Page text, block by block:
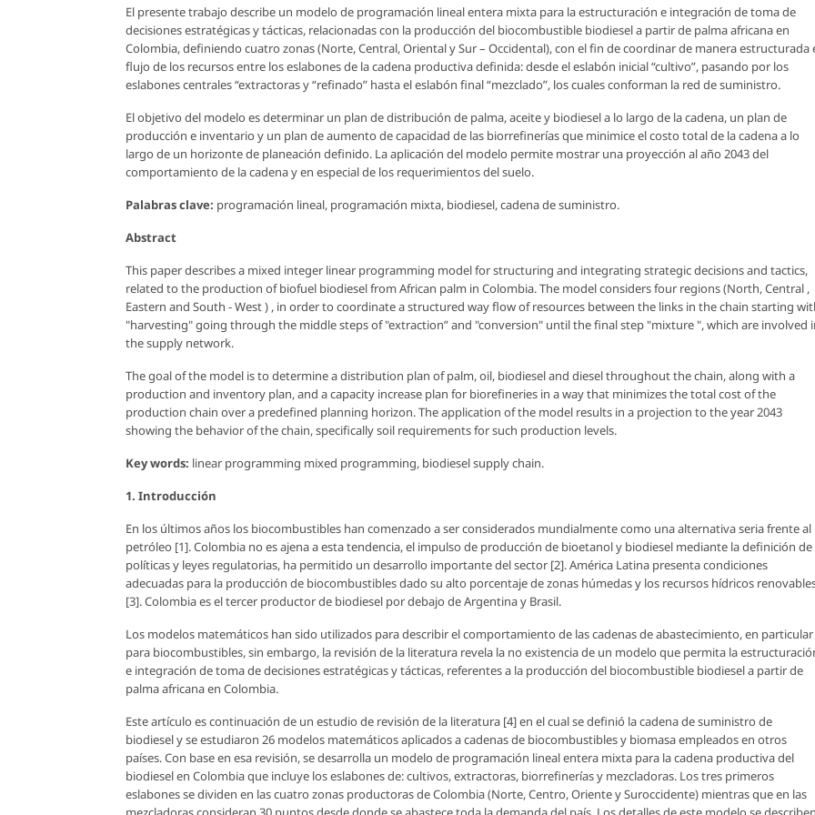
El presente trabajo describe un modelo de programación lineal entera mixta para la estructuración e integración de toma de
decisiones estratégicas y tácticas, relacionadas con la producción del biocombustible biodiesel a partir de palma africana en
Colombia, definiendo cuatro zonas (Norte, Central, Oriental y Sur – Occidental), con el fin de coordinar de manera estructurada
flujo de los recursos entre los eslabones de la cadena productiva definida: desde el eslabón inicial “cultivo”, pasando por los
eslabones centrales “extractoras y “refinado” hasta el eslabón final “mezclado”, los cuales conforman la red de suministro.
El objetivo del modelo es determinar un plan de distribución de palma, aceite y biodiesel a lo largo de la cadena, un plan de
producción e inventario y un plan de aumento de capacidad de las biorrefinerías que minimice el costo total de la cadena a lo
largo de un horizonte de planeación definido. La aplicación del modelo permite mostrar una proyección al año 2043 del
comportamiento de la cadena y en especial de los requerimientos del suelo.
Palabras clave: programación lineal, programación mixta, biodiesel, cadena de suministro.
Abstract
This paper describes a mixed integer linear programming model for structuring and integrating strategic decisions and tactics,
related to the production of biofuel biodiesel from African palm in Colombia. The model considers four regions (North, Central ,
Eastern and South - West ) , in order to coordinate a structured way flow of resources between the links in the chain starting
"harvesting" going through the middle steps of "extraction” and "conversion" until the final step "mixture ", which are involved
the supply network.
The goal of the model is to determine a distribution plan of palm, oil, biodiesel and diesel throughout the chain, along with a
production and inventory plan, and a capacity increase plan for biorefineries in a way that minimizes the total cost of the
production chain over a predefined planning horizon. The application of the model results in a projection to the year 2043
showing the behavior of the chain, specifically soil requirements for such production levels.
Key words: linear programming mixed programming, biodiesel supply chain.
1. Introducción
En los últimos años los biocombustibles han comenzado a ser considerados mundialmente como una alternativa seria frente al
petróleo [1]. Colombia no es ajena a esta tendencia, el impulso de producción de bioetanol y biodiesel mediante la definición de
políticas y leyes regulatorias, ha permitido un desarrollo importante del sector [2]. América Latina presenta condiciones
adecuadas para la producción de biocombustibles dado su alto porcentaje de zonas húmedas y los recursos hídricos
[3]. Colombia es el tercer productor de biodiesel por debajo de Argentina y Brasil.
Los modelos matemáticos han sido utilizados para describir el comportamiento de las cadenas de abastecimiento, en particular
para biocombustibles, sin embargo, la revisión de la literatura revela la no existencia de un modelo que permita la
e integración de toma de decisiones estratégicas y tácticas, referentes a la producción del biocombustible biodiesel a partir de
palma africana en Colombia.
Este artículo es continuación de un estudio de revisión de la literatura [4] en el cual se definió la cadena de suministro de
biodiesel y se estudiaron 26 modelos matemáticos aplicados a cadenas de biocombustibles y biomasa empleados en otros
países. Con base en esa revisión, se desarrolla un modelo de programación lineal entera mixta para la cadena productiva del
biodiesel en Colombia que incluye los eslabones de: cultivos, extractoras, biorrefinerías y mezcladoras. Los tres primeros
eslabones se dividen en las cuatro zonas productoras de Colombia (Norte, Centro, Oriente y Suroccidente) mientras que en las